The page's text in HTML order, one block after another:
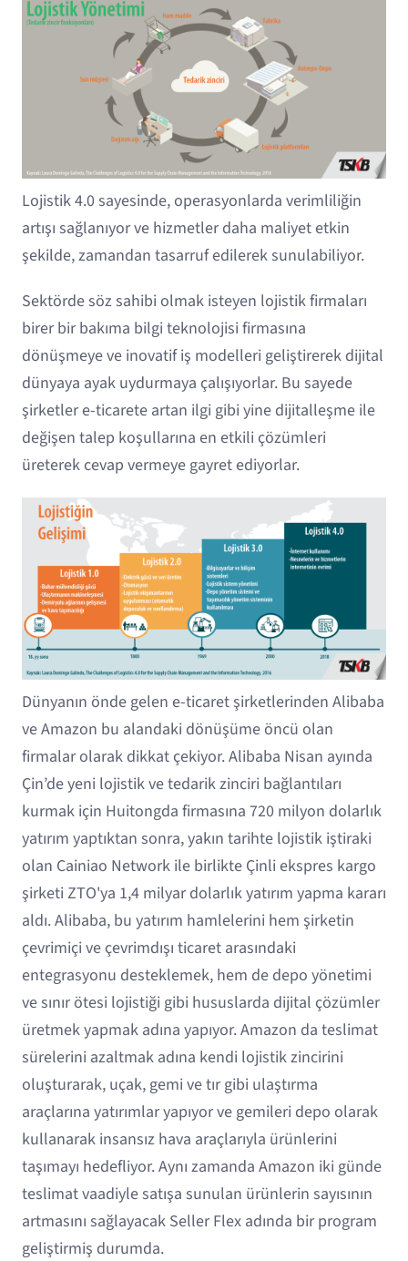
Lojistik 4.0 sayesinde, operasyonlarda verimliliğin
artışı sağlanıyor ve hizmetler daha maliyet etkin
şekilde, zamandan tasarruf edilerek sunulabiliyor.
Sektörde söz sahibi olmak isteyen lojistik firmaları
birer bir bakıma bilgi teknolojisi firmasına
dönüşmeye ve inovatif iş modelleri geliştirerek dijital
dünyaya ayak uydurmaya çalışıyorlar. Bu sayede
şirketler e-ticarete artan ilgi gibi yine dijitalleşme ile
değişen talep koşullarına en etkili çözümleri
üreterek cevap vermeye gayret ediyorlar.
Dünyanın önde gelen e-ticaret şirketlerinden Alibaba
ve Amazon bu alandaki dönüşüme öncü olan
firmalar olarak dikkat çekiyor. Alibaba Nisan ayında
Çin’de yeni lojistik ve tedarik zinciri bağlantıları
kurmak için Huitongda firmasına 720 milyon dolarlık
yatırım yaptıktan sonra, yakın tarihte lojistik iştiraki
olan Cainiao Network ile birlikte Çinli ekspres kargo
şirketi ZTO'ya 1,4 milyar dolarlık yatırım yapma kararı
aldı. Alibaba, bu yatırım hamlelerini hem şirketin
çevrimiçi ve çevrimdışı ticaret arasındaki
entegrasyonu desteklemek, hem de depo yönetimi
ve sınır ötesi lojistiği gibi hususlarda dijital çözümler
üretmek yapmak adına yapıyor. Amazon da teslimat
sürelerini azaltmak adına kendi lojistik zincirini
oluşturarak, uçak, gemi ve tır gibi ulaştırma
araçlarına yatırımlar yapıyor ve gemileri depo olarak
kullanarak insansız hava araçlarıyla ürünlerini
taşımayı hedefliyor. Aynı zamanda Amazon iki günde
teslimat vaadiyle satışa sunulan ürünlerin sayısının
artmasını sağlayacak Seller Flex adında bir program
geliştirmiş durumda.